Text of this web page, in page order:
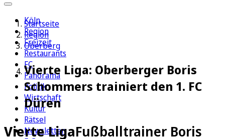
Köln
Region
Freizeit
Restaurants
FC
Panorama
Politik
Wirtschaft
Kultur
Rätsel
Newsletter
Startseite
Region
Oberberg
Vierte Liga: Oberberger Boris
Schommers trainiert den 1. FC
Düren
Vierte LigaFußballtrainer Boris